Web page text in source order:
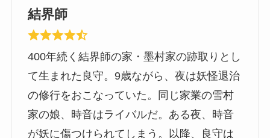
結界師
400年続く結界師の家・墨村家の跡取りとし
て生まれた良守。9歳ながら、夜は妖怪退治
の修行をおこなっていた。同じ家業の雪村
家の娘、時音はライバルだ。ある夜、時音
が妖に傷つけられてしまう。以降、良守は